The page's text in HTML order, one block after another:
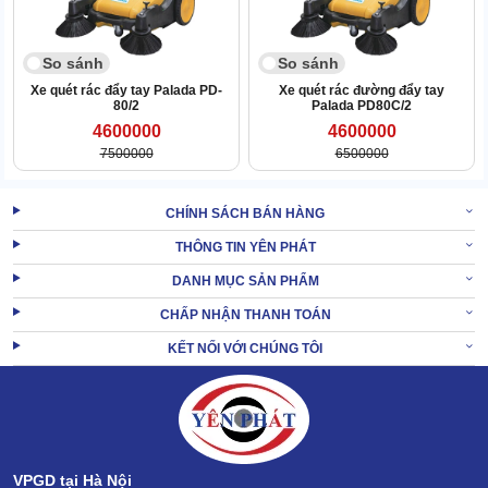
Tiết kiệm trên mọi phương diện
Giá thành của xe quét dọn rác IPC 664 là cực rẻ nên giúp tối ưu
phí đầu tư. Quá trình hoạt động không dùng nhiều năng lượng, hư
Độ bền máy cực cao nên không tốn kém tiền thay mới.
So sánh
Xe quét rác đẩy tay Palada PD-
80/2
4600000
7500000
So sánh
Xe quét rác đường đẩy tay
Palada PD80C/2
4600000
6500000
CHÍNH SÁCH BÁN HÀNG
THÔNG TIN YÊN PHÁT
DANH MỤC SẢN PHẨM
CHẤP NHẬN THANH TOÁN
KẾT NỐI VỚI CHÚNG TÔI
VPGD tại Hà Nội